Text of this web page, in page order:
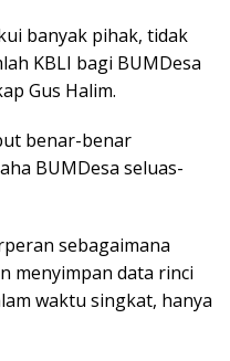
banyak pihak, tidak
KBLI bagi BUMDesa
Gus Halim.
benar-benar
BUMDesa seluas-
sebagaimana
menyimpan data rinci
waktu singkat, hanya